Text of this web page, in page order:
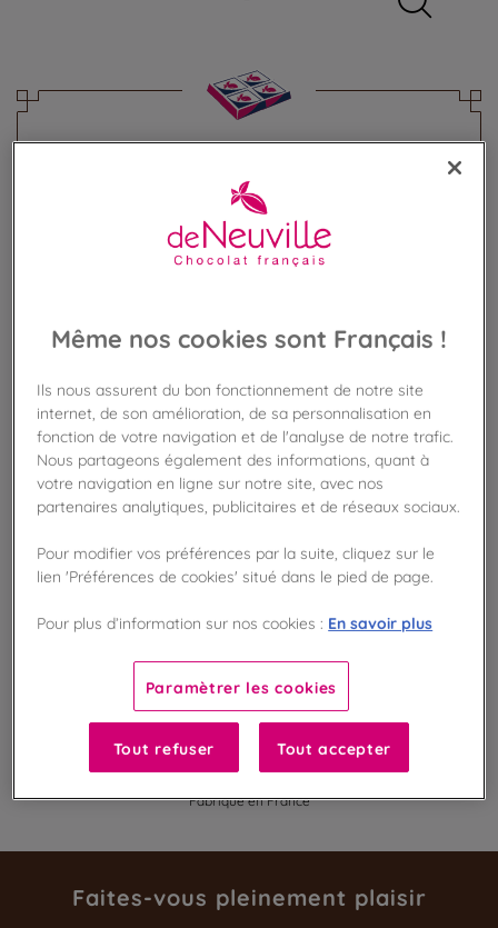
Tablette Bio noir 56% Chocolat
framboise
Chocolat noir bio framboises acidulées
AJOUTER AU PANIER
Disponible en boutique !
Vérifier la disponibilité en magasin
Frais de port offert
Gagnez 5 points de fidélité !
Liste des ingrédients et allergènes
100%
Fabriqué en France
Faites-vous pleinement plaisir
Même nos cookies sont Français !
Ils nous assurent du bon fonctionnement de notre site
internet, de son amélioration, de sa personnalisation en
fonction de votre navigation et de l'analyse de notre trafic.
Nous partageons également des informations, quant à
votre navigation en ligne sur notre site, avec nos
partenaires analytiques, publicitaires et de réseaux sociaux.
Pour modifier vos préférences par la suite, cliquez sur le
lien 'Préférences de cookies' situé dans le pied de page.
Pour plus d’information sur nos cookies : En savoir plus
Paramètrer les cookies
Tout refuser Tout accepter